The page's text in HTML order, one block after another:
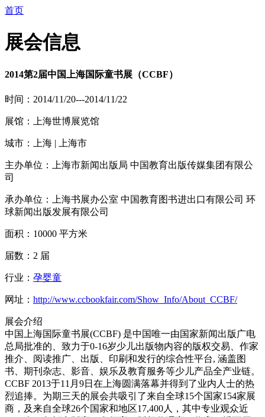
首页
展会信息
2014第2届中国上海国际童书展（CCBF）
时间：2014/11/20---2014/11/22
展馆：上海世博展览馆
城市：上海 | 上海市
主办单位：上海市新闻出版局 中国教育出版传媒集团有限公
司
承办单位：上海书展办公室 中国教育图书进出口有限公司 环
球新闻出版发展有限公司
面积：10000 平方米
届数：2 届
行业： 孕婴童
网址： http://www.ccbookfair.com/Show_Info/About_CCBF/
展会介绍
中国上海国际童书展(CCBF) 是中国唯一由国家新闻出版广电
总局批准的、致力于0-16岁少儿出版物内容的版权交易、作家
推介、阅读推广、出版、印刷和发行的综合性平台, 涵盖图
书、期刊杂志、影音、娱乐及教育服务等少儿产品全产业链。
CCBF 2013于11月9日在上海圆满落幕并得到了业内人士的热
烈追捧。为期三天的展会共吸引了来自全球15个国家154家展
商，及来自全球26个国家和地区17,400人，其中专业观众近